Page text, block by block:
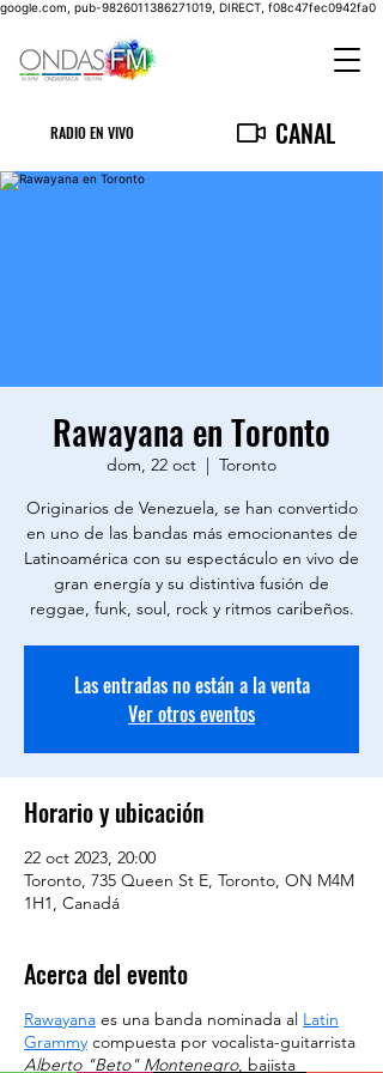
google.com, pub-9826011386271019, DIRECT, f08c47fec0942fa0
RADIO EN VIVO CANAL
Rawayana en Toronto
dom, 22 oct
  |
Toronto
Originarios de Venezuela, se han convertido
en uno de las bandas más emocionantes de
Latinoamérica con su espectáculo en vivo de
gran energía y su distintiva fusión de
reggae, funk, soul, rock y ritmos caribeños.
Las entradas no están a la venta
Ver otros eventos
Horario y ubicación
22 oct 2023, 20:00
Toronto, 735 Queen St E, Toronto, ON M4M
1H1, Canadá
Acerca del evento
Rawayana es una banda nominada al Latin
Grammy compuesta por vocalista-guitarrista
Alberto "Beto" Montenegro, bajista